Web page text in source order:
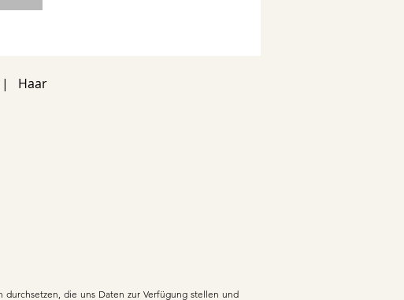
| Haar
die uns Daten zur Verfügung stellen und